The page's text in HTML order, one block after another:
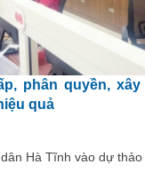
phân quyền,
quả
Hà Tĩnh vào dự